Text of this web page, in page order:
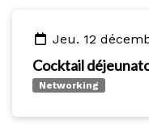
jeu. 12
Cocktail
Networking